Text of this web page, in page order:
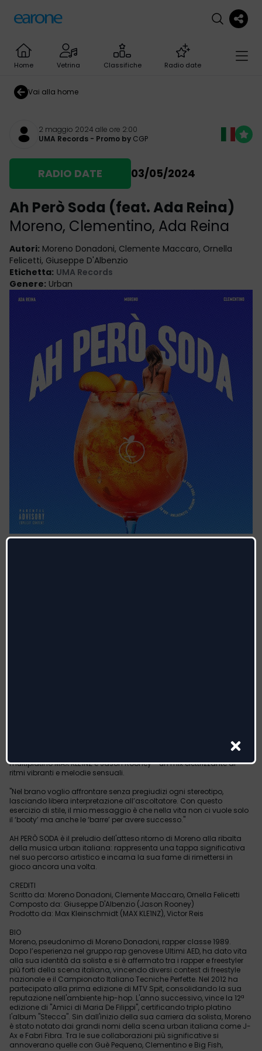
Home Vetrina Classifiche Radio date
Vai alla home
2 maggio 2024 alle ore 2:00
UMA Records - Promo by CGP
RADIO DATE 03/05/2024
Ah Però Soda (feat. Ada Reina)
Moreno, Clementino, Ada Reina
Autori: Moreno Donadoni, Clemente Maccaro, Ornella
Felicetti, Giuseppe D'Albenzio
Etichetta: UMA Records
Genere: Urban
multiplatino MAX KLE1NZ e Jason Rooney - un mix elettrizzante di
ritmi vibranti e melodie sensuali.
"Nel brano voglio affrontare senza pregiudizi ogni stereotipo,
lasciando libera interpretazione all’ascoltatore. Con questo
esercizio di stile, il mio messaggio è che nella vita non ci vuole solo
il ‘booty’ ma anche le ‘barre’ per avere successo."
AH PERÒ SODA è il preludio dell'atteso ritorno di Moreno alla ribalta
della musica urban italiana: rappresenta una tappa significativa
nel suo percorso artistico e incarna la sua fame di rimettersi in
gioco ancora una volta.
CREDITI
Scritto da: Moreno Donadoni, Clemente Maccaro, Ornella Felicetti
Composto da: Giuseppe D'Albenzio (Jason Rooney)
Prodotto da: Max Kleinschmidt (MAX KLE1NZ), Victor Reis
BIO
Moreno, pseudonimo di Moreno Donadoni, rapper classe 1989.
Dopo l’esperienza nel gruppo rap genovese Ultimi AED, ha dato vita
alla sua identità da solista e si è affermato tra i rapper e freestyler
più forti della scena italiana, vincendo diversi contest di freestyle
nazionale e il Campionato Italiano Tecniche Perfette. Nel 2012 ha
partecipato alla prima edizione di MTV Spit, consolidando la sua
reputazione nell'ambiente hip-hop. L'anno successivo, vince la 12ª
edizione di "Amici di Maria De Filippi", certificando triplo platino
l'album "Stecca". Sin dall'inizio della sua carriera da solista, Moreno
è stato notato dai grandi nomi della scena urban italiana come J-
Ax e Fabri Fibra. Tra le sue collaborazioni più significative si
annoverano quelle con Guè Pequeno, Clementino e Big Fish,